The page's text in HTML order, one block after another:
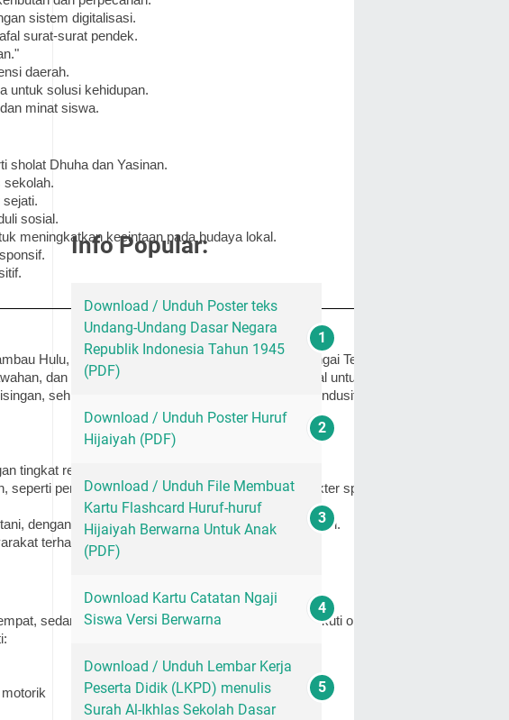
sistem digitalisasi.
surat-surat pendek.
daerah.
untuk solusi kehidupan.
minat siswa.
sholat Dhuha dan Yasinan.
sekolah.
sosial.
meningkatkan kecintaan pada budaya lokal.
Hulu, Kecamatan Haruyan, Kabupaten Hulu Sungai Tengah.
dan perkebunan yang memberikan potensi lokal untuk pembelajaran berbasis
sehingga mendukung suasana belajar yang kondusif.
tingkat religiusitas tinggi.
pembelajaran agama dan pembentukan karakter spiritual peserta didik.
dengan latar belakang ekonomi menengah ke bawah.
terhadap kegiatan sekolah cukup tinggi.
sedangkan sisanya dari luar desa karena mengikuti orang tua yang bekerja.
Info Popular:
Download / Unduh Poster teks
Undang-Undang Dasar Negara
Republik Indonesia Tahun 1945
(PDF)
Download / Unduh Poster Huruf
Hijaiyah (PDF)
Download / Unduh File Membuat
Kartu Flashcard Huruf-huruf
Hijaiyah Berwarna Untuk Anak
(PDF)
Download Kartu Catatan Ngaji
Siswa Versi Berwarna
Download / Unduh Lembar Kerja
Peserta Didik (LKPD) menulis
Surah Al-Ikhlas Sekolah Dasar